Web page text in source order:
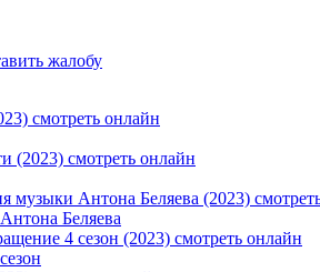
жалобу
Беляева